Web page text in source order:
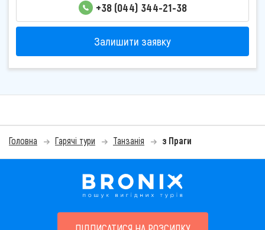
+38 (044) 344-21-38
Залишити заявку
Головна Гарячі тури Танзанія з Праги